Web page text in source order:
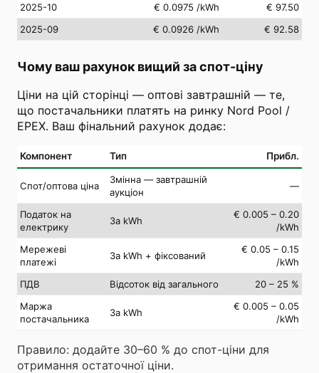
2025-10
€ 0.0975 /kWh
€ 97.50
2025-09
€ 0.0926 /kWh € 92.58
Чому ваш рахунок вищий за спот-ціну
Ціни на цій сторінці — оптові завтрашній — те,
що постачальники платять на ринку Nord Pool /
EPEX. Ваш фінальний рахунок додає:
Компонент Тип Прибл.
Спот/оптова ціна
Змінна — завтрашній
аукціон
—
Податок на
електрику
За kWh
€ 0.005 – 0.20
/kWh
Мережеві
платежі
За kWh + фіксований
€ 0.05 – 0.15
/kWh
ПДВ
Відсоток від загального
20 – 25 %
Маржа
постачальника
За kWh
€ 0.005 – 0.05
/kWh
Правило: додайте 30–60 % до спот-ціни для
отримання остаточної ціни.